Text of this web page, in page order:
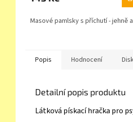
Masové pamlsky s příchutí - jehně
Popis Hodnocení
Detailní popis produktu
Látková pískací hračka pro